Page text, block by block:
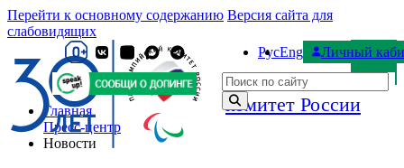
Перейти к основному содержанию Версия сайта для
слабовидящих
Паралимпийский
комитет России
РусEng
Личный
Поиск по сайту
Главная
Пресс-центр
Новости